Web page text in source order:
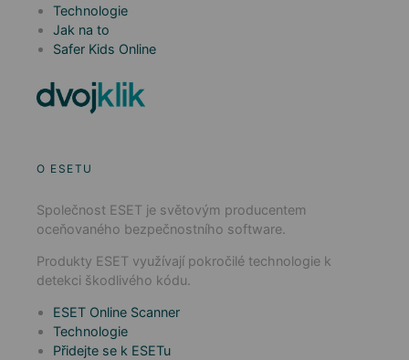
Technologie
Jak na to
Safer Kids Online
O ESETU
Společnost ESET je světovým producentem
oceňovaného bezpečnostního software.
Produkty ESET využívají pokročilé technologie k
detekci škodlivého kódu.
ESET Online Scanner
Technologie
Přidejte se k ESETu